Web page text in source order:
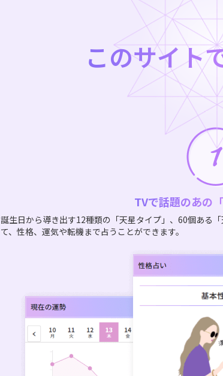
このサイト
TVで話題のあの
誕生日から導き出す12種類の「天星タイプ」、60個ある
て、性格、運気や転機まで占うことができます。